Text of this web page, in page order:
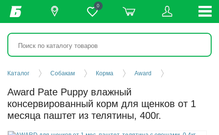
0
Каталог Собакам Корма Award
Award Pate Puppy влажный
консервированный корм для щенков от 1
месяца паштет из телятины, 400г.